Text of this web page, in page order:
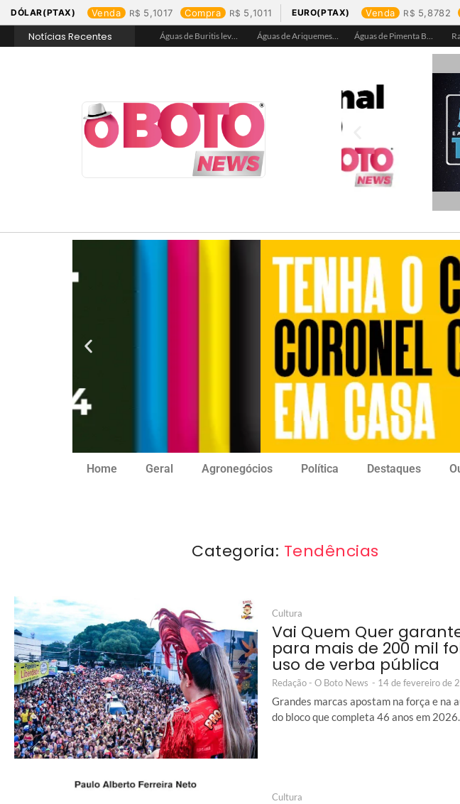
DÓLAR(PTAX) Venda 5,1017 Compra 5,1011 EURO(PTAX) Venda 5,8782
Notícias Recentes
Águas de Rolim de Moura promove conscientização sobre a importância e uso correto da rede de esgoto Águas de Buritis leva hidratação e conscientização ao Festival de Flores de Holambra Águas de Ariquemes leva atendimento itinerante e orientações ao Distrito de Bom Futuro neste sábado, 25 Águas de Pimenta Bueno amplia rede de abastecimento e leva água tratada para moradores da região do aeroporto
Home Geral Agronegócios Política Destaques
Categoria: Tendências
Cultura
Vai Quem Quer
para mais de 200 mil
uso de verba pública
Redação - O Boto News - 14 de fevereiro de
Grandes marcas apostam na força e na
do bloco que completa 46 anos em 2026.
Cultura